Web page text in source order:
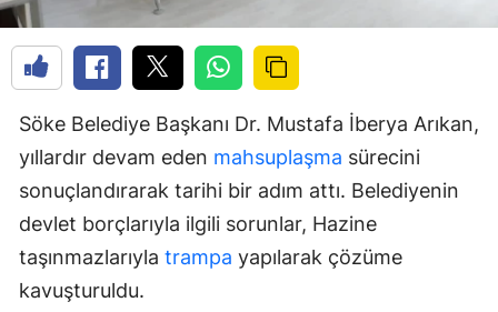
Söke Belediye Başkanı Dr. Mustafa İberya Arıkan,
yıllardır devam eden mahsuplaşma sürecini
sonuçlandırarak tarihi bir adım attı. Belediyenin
devlet borçlarıyla ilgili sorunlar, Hazine
taşınmazlarıyla trampa yapılarak çözüme
kavuşturuldu.